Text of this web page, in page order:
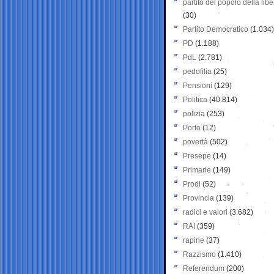
partito del popolo della
(30)
Partito Democratico (1.034)
PD (1.188)
PdL (2.781)
pedofilia (25)
Pensioni (129)
Politica (40.814)
polizia (253)
Porto (12)
povertà (502)
Presepe (14)
Primarie (149)
Prodi (52)
Provincia (139)
radici e valori (3.682)
RAI (359)
rapine (37)
Razzismo (1.410)
Referendum (200)